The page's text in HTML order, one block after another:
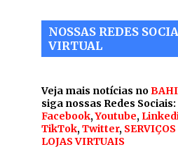
NOSSAS REDES
VIRTUAL
Veja mais notícias no
siga nossas Redes Sociais:
Facebook,Youtube,
TikTok,Twitter,
LOJAS VIRTUAIS